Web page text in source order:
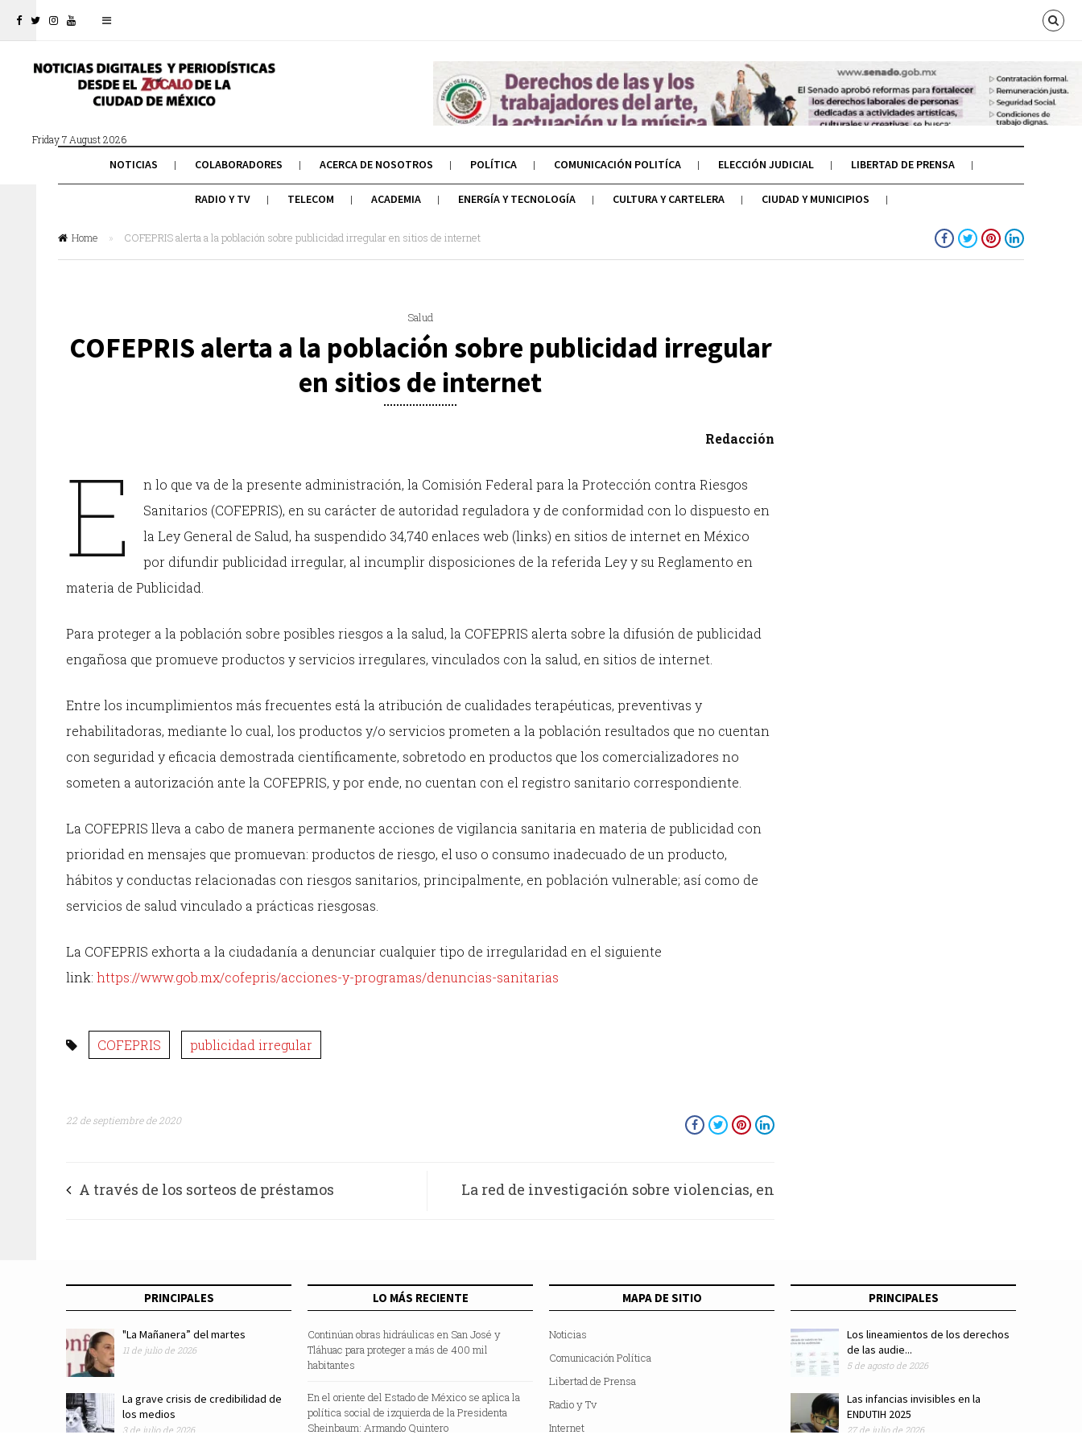
Friday 7 August 2026
NOTICIAS COLABORADORES ACERCA DE NOSOTROS POLÍTICA COMUNICACIÓN POLITÍCA ELECCIÓN JUDICIAL LIBERTAD DE PRENSA
RADIO Y TV TELECOM ACADEMIA ENERGÍA Y TECNOLOGÍA CULTURA Y CARTELERA CIUDAD Y MUNICIPIOS
Home » COFEPRIS alerta a la población sobre publicidad irregular en sitios de internet
Salud
COFEPRIS alerta a la población sobre publicidad irregular
en sitios de internet
Redacción
E
n lo que va de la presente administración, la Comisión Federal para la Protección contra Riesgos
Sanitarios (COFEPRIS), en su carácter de autoridad reguladora y de conformidad con lo dispuesto en
la Ley General de Salud, ha suspendido 34,740 enlaces web (links) en sitios de internet en México
por difundir publicidad irregular, al incumplir disposiciones de la referida Ley y su Reglamento en
materia de Publicidad.
Para proteger a la población sobre posibles riesgos a la salud, la COFEPRIS alerta sobre la difusión de publicidad
engañosa que promueve productos y servicios irregulares, vinculados con la salud, en sitios de internet.
Entre los incumplimientos más frecuentes está la atribución de cualidades terapéuticas, preventivas y
rehabilitadoras, mediante lo cual, los productos y/o servicios prometen a la población resultados que no cuentan
con seguridad y eficacia demostrada científicamente, sobretodo en productos que los comercializadores no
someten a autorización ante la COFEPRIS, y por ende, no cuentan con el registro sanitario correspondiente.
La COFEPRIS lleva a cabo de manera permanente acciones de vigilancia sanitaria en materia de publicidad con
prioridad en mensajes que promuevan: productos de riesgo, el uso o consumo inadecuado de un producto,
hábitos y conductas relacionadas con riesgos sanitarios, principalmente, en población vulnerable; así como de
servicios de salud vinculado a prácticas riesgosas.
La COFEPRIS exhorta a la ciudadanía a denunciar cualquier tipo de irregularidad en el siguiente
link: https://www.gob.mx/cofepris/acciones-y-programas/denuncias-sanitarias
COFEPRIS publicidad irregular
22 de septiembre de 2020
A través de los sorteos de préstamos La red de investigación sobre violencias, en
PRINCIPALES
"La Mañanera” del martes
11 de julio de 2026
La grave crisis de credibilidad de
los medios
3 de julio de 2026
LO MÁS RECIENTE
Continúan obras hidráulicas en San José y
Tláhuac para proteger a más de 400 mil
habitantes
En el oriente del Estado de México se aplica la
política social de izquierda de la Presidenta
Sheinbaum: Armando Quintero
MAPA DE SITIO
Noticias
Comunicación Política
Libertad de Prensa
Radio y Tv
Internet
PRINCIPALES
Los lineamientos de los derechos
de las audie...
5 de agosto de 2026
Las infancias invisibles en la
ENDUTIH 2025
27 de julio de 2026